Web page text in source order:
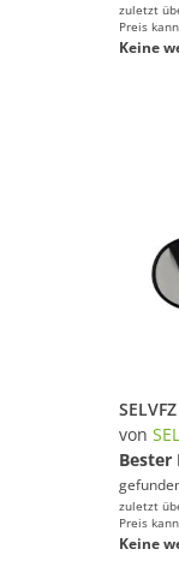
zuletzt
Preis
Keine
von
Bester
zuletzt
Preis
Keine